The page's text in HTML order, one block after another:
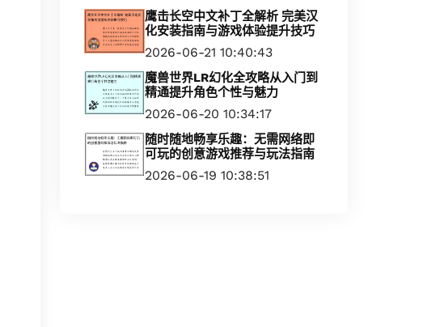
鹰击长空中文补丁全解析 完美汉
化安装指南与游戏体验提升技巧
2026-06-21 10:40:43
魔兽世界LR幻化全攻略从入门到
精通提升角色个性与魅力
2026-06-20 10:34:17
随时随地畅享乐趣：无需网络即
可玩的创意游戏推荐与玩法指南
2026-06-19 10:38:51